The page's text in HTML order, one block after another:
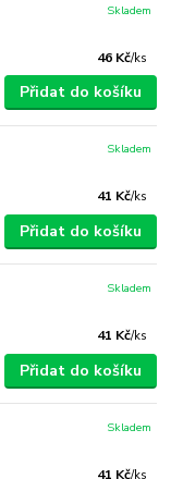
46 Kč/ks
Skladem
Přidat do košíku
41 Kč/ks
Skladem
Přidat do košíku
41 Kč/ks
Skladem
Přidat do košíku
41 Kč/ks
Skladem